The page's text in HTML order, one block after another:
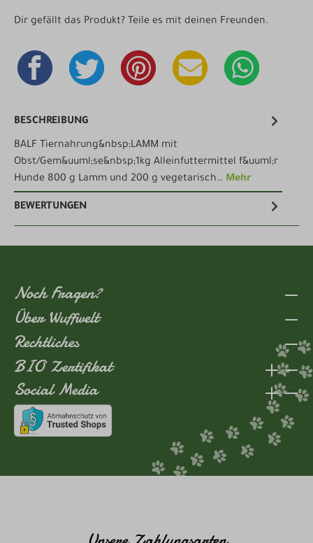
Dir gefällt das Produkt? Teile es mit deinen Freunden.
BESCHREIBUNG
BALF Tiernahrung&nbsp;LAMM mit
Obst/Gem&uuml;se&nbsp;1kg Alleinfuttermittel f&uuml;r
Hunde 800 g Lamm und 200 g vegetarisch… Mehr
BEWERTUNGEN
Noch Fragen?
Über Wuffwelt
Rechtliches
BIO Zertifikat
Social Media